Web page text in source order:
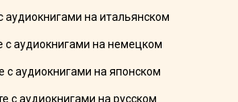
аудиокнигами на итальянском
с аудиокнигами на немецком
с аудиокнигами на японском
с аудиокнигами на русском